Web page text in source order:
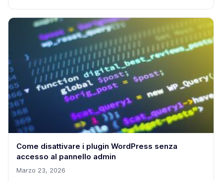
Come disattivare i plugin WordPress senza
accesso al pannello admin
Marzo 23, 2026